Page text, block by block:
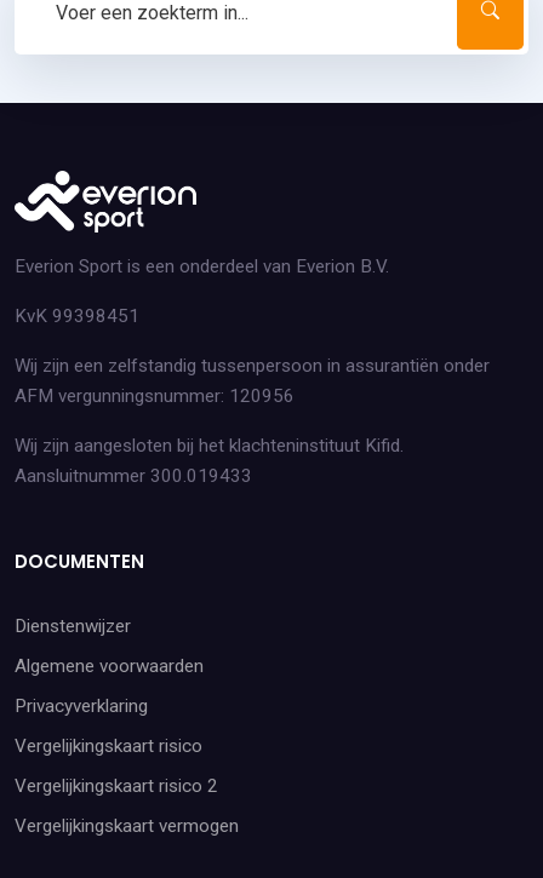
Everion Sport is een onderdeel van Everion B.V.
KvK 99398451
Wij zijn een zelfstandig tussenpersoon in assurantiën onder
AFM vergunningsnummer: 120956
Wij zijn aangesloten bij het klachteninstituut Kifid.
Aansluitnummer 300.019433
DOCUMENTEN
Dienstenwijzer
Algemene voorwaarden
Privacyverklaring
Vergelijkingskaart risico
Vergelijkingskaart risico 2
Vergelijkingskaart vermogen